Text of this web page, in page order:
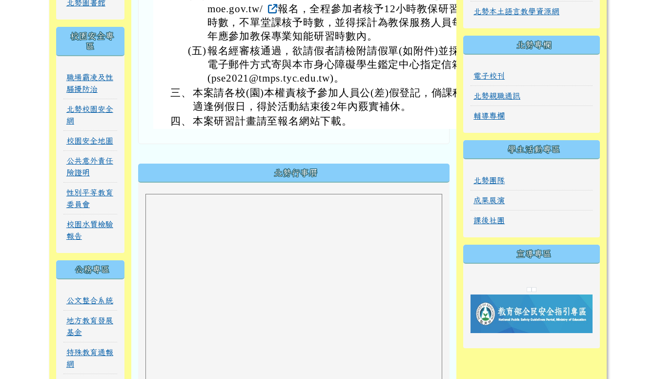
北勢圖書館
校園安全專
區
職場霸凌及性
騷擾防治
北勢校園安全
網
校園安全地圖
公共意外責任
險證明
性別平等教育
委員會
校園水質檢驗
報告
公務專區
公文整合系統
地方教育發展
基金
特殊教育通報
網
moe.gov.tw/
報名，全程參加者核予12小時教保研習
時數，不單堂課核予時數，並得採計為教保服務人員每
年應參加教保專業知能研習時數內。
(五)報名經審核通過，欲請假者請檢附請假單(如附件)並採
電子郵件方式寄與本市身心障礙學生鑑定中心指定信箱
(pse2021@tmps.tyc.edu.tw)。
三、 本案請各校(園)本權責核予參加人員公(差)假登記，倘課程
適逢例假日，得於活動結束後2年內覈實補休。
四、 本案研習計畫請至報名網站下載。
北勢行事曆
北勢本土語言教學資源網
北勢專欄
電子校刊
北勢親職通訊
輔導專欄
學生活動專區
北勢團隊
成果展演
課後社團
宣導專區
link to https://
link to https://eliteracy.edu.tw/
link to https://
link to https://10000.gov.tw/
link to https://eliteracy.edu.tw/
link to https://10000.gov.tw/
link to https://
link to https://
link to https://i.win.org.tw/
link to https://
link to https://
link to https://
link to https://